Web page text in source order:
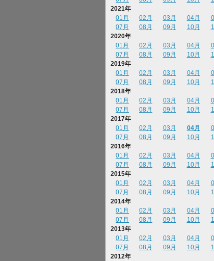
2021年
01月
02月 03月 04月
07月
08月 09月 10月
2020年
01月
02月 03月 04月
07月
08月 09月 10月
2019年
01月
02月 03月 04月
07月
08月 09月 10月
2018年
01月
02月 03月 04月
07月
08月 09月 10月
2017年
01月
02月 03月 04月
07月
08月 09月 10月
2016年
01月
02月 03月 04月
07月
08月 09月 10月
2015年
01月
02月 03月 04月
07月
08月 09月 10月
2014年
01月
02月 03月 04月
07月
08月 09月 10月
2013年
01月
02月 03月 04月
07月
08月 09月 10月
2012年